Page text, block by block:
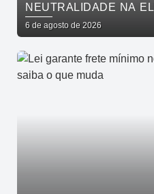
NEUTRALIDADE NA
6 de agosto de 2026